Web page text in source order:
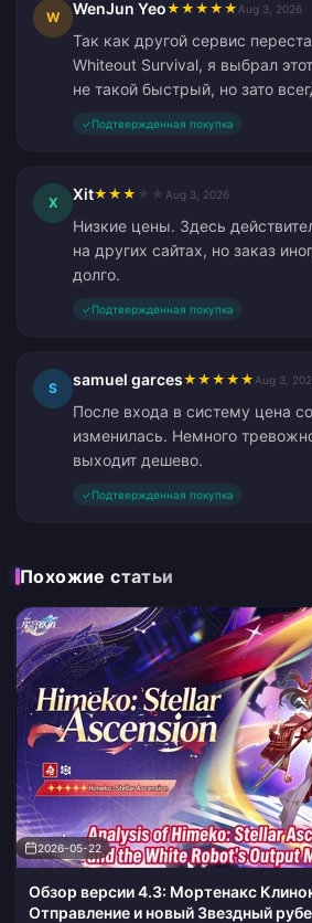
W WenJun Yeo★ ★ ★ ★ ★ Aug 3, 2026
Так как другой сервис
Whiteout Survival, я выбрал
не такой быстрый, но зато
✓Подтвержденная покупка
X Xit★ ★ ★ Aug 3, 2026
Низкие цены. Здесь
на других сайтах, но заказ
долго.
✓Подтвержденная покупка
S samuel garces★ ★ ★ ★ ★ Aug 3,
После входа в систему цена
изменилась. Немного
выходит дешево.
✓Подтвержденная покупка
Похожие статьи
2026-05-22
Обзор версии 4.3: Мортенакс
Отправление и новый Звездный